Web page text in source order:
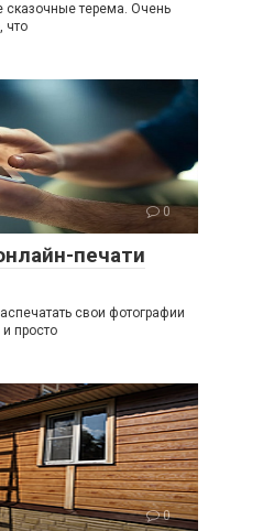
терема. Очень
что
0
печати
свои фотографии
просто
0